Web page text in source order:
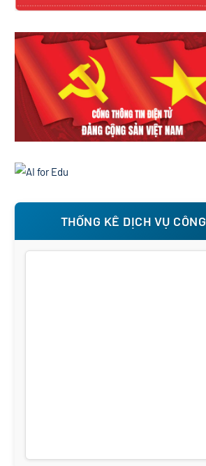
THỐNG KÊ DỊCH VỤ CÔNG